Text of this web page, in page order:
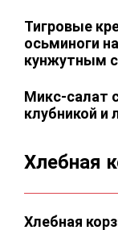
Тигровые
осьминоги
кунжутным
Микс-салат
клубникой и
Хлебная
Хлебная